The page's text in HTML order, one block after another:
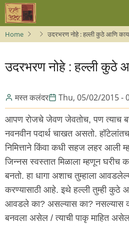
Skip
main
content
Home उदरभरण नोहे : हल्ली कुठे आणि
उदरभरण नोहे : हल्ली कुठे
मस्त कलंदर Thu, 05/02/2015 -
आपण रोजचे जेवण जेवतोच, पण त्याच
नवनवीन पदार्थ चाखत असतो.
निमित्ताने किंवा कधी सहज लहर आली
जिन्नस स्वस्तात मिळाला म्हणून घरीच
बनतो. हा धागा अशाच तुम्हाला
करण्यासाठी आहे. इथे हल्ली तुम्ही कुठे
आवडले का? असल्यास का? नसल्यास
बनवला असेल / त्याची पाकृ माहित